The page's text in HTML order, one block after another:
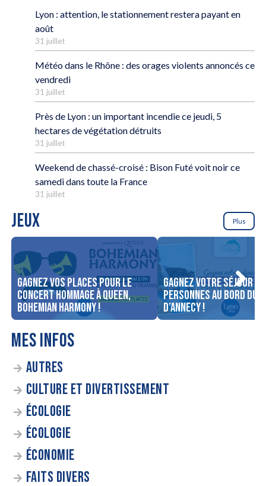
Lyon : attention, le stationnement restera payant en
août
31 juillet
Météo dans le Rhône : des orages violents annoncés ce
vendredi
31 juillet
Près de Lyon : un important incendie ce jeudi, 5
hectares de végétation détruits
31 juillet
Weekend de chassé-croisé : Bison Futé voit noir ce
samedi dans toute la France
31 juillet
JEUX Plus
Gagnez vos places pour le
concert Hommage à Queen,
Bohemian Harmony !
Gagnez votre séjour
personnes au bord du
d’Annecy !
MES INFOS
AUTRES
CULTURE ET DIVERTISSEMENT
ÉCOLOGIE
ÉCOLOGIE
ÉCONOMIE
FAITS DIVERS